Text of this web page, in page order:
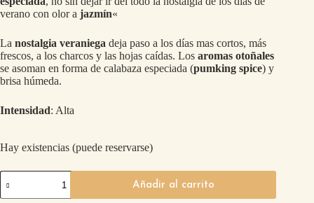
verano con olor a jazmín«
La nostalgia veraniega deja paso a los días mas cortos, más
frescos, a los charcos y las hojas caídas. Los aromas otoñales
se asoman en forma de calabaza especiada (pumking spice) y
brisa húmeda.
Intensidad: Alta
Hay existencias (puede reservarse)
Añadir al carrito